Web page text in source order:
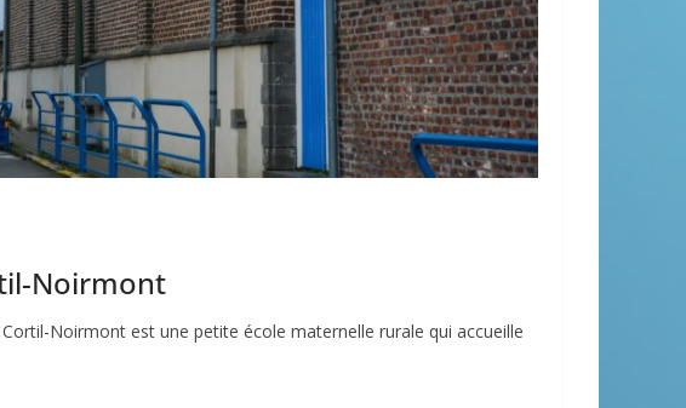
Noirmont
Noirmont est une petite école maternelle rurale qui accueille